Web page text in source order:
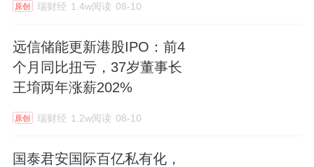
原创 瑞财经 1.4w阅读 08-10
远信储能更新港股IPO：前4
个月同比扭亏，37岁董事长
王堉两年涨薪202%
原创 瑞财经 1.2w阅读 08-10
国泰君安国际百亿私有化，